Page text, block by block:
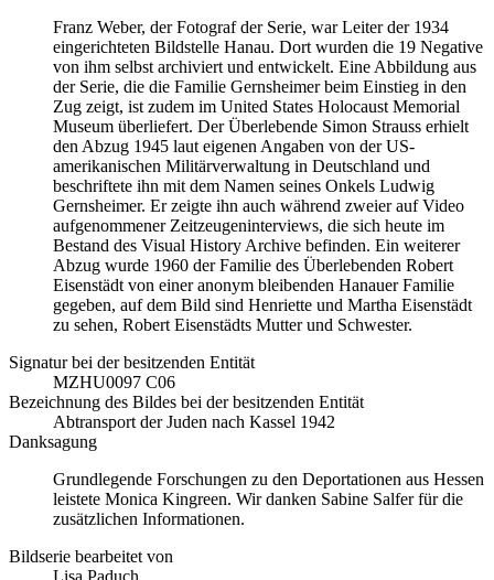
Franz Weber, der Fotograf der Serie, war Leiter der 1934
eingerichteten Bildstelle Hanau. Dort wurden die 19 Negative
von ihm selbst archiviert und entwickelt. Eine Abbildung aus
der Serie, die die Familie Gernsheimer beim Einstieg in den
Zug zeigt, ist zudem im United States Holocaust Memorial
Museum überliefert. Der Überlebende Simon Strauss erhielt
den Abzug 1945 laut eigenen Angaben von der US-
amerikanischen Militärverwaltung in Deutschland und
beschriftete ihn mit dem Namen seines Onkels Ludwig
Gernsheimer. Er zeigte ihn auch während zweier auf Video
aufgenommener Zeitzeugeninterviews, die sich heute im
Bestand des Visual History Archive befinden. Ein weiterer
Abzug wurde 1960 der Familie des Überlebenden Robert
Eisenstädt von einer anonym bleibenden Hanauer Familie
gegeben, auf dem Bild sind Henriette und Martha Eisenstädt
zu sehen, Robert Eisenstädts Mutter und Schwester.
Signatur bei der besitzenden Entität
MZHU0097 C06
Bezeichnung des Bildes bei der besitzenden Entität
Abtransport der Juden nach Kassel 1942
Danksagung
Grundlegende Forschungen zu den Deportationen aus Hessen
leistete Monica Kingreen. Wir danken Sabine Salfer für die
zusätzlichen Informationen.
Bildserie bearbeitet von
Lisa Paduch